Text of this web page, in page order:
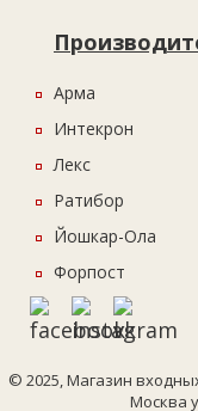
Арма
Интекрон
Лекс
Ратибор
Йошкар-Ола
Форпост
© 2025, Магазин
Москва